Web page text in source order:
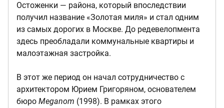
Остоженки — района, который впоследствии
получил название «Золотая миля» и стал одним
из самых дорогих в Москве. До редевелопмента
здесь преобладали коммунальные квартиры и
малоэтажная застройка.
В этот же период он начал сотрудничество с
архитектором Юрием Григоряном, основателем
бюро Meganom (1998). В рамках этого